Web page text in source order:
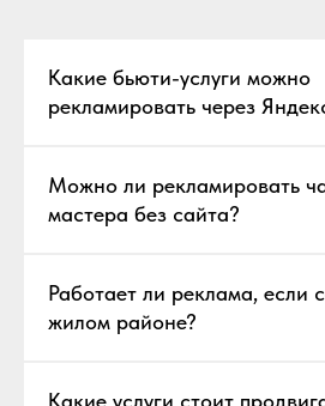
Какие бьюти-услуги можно
рекламировать через
Можно ли рекламировать
мастера без сайта?
Работает ли реклама, если
жилом районе?